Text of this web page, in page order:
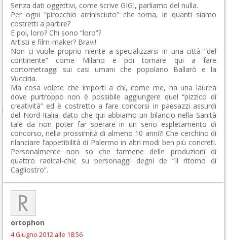
Senza dati oggettivi, come scrive GIGI, parliamo del nulla.
Per ogni “pirocchio arrinisciuto” che torna, in quanti siamo
costretti a partire?
E poi, loro? Chi sono “loro”?
Artisti e film-maker? Bravi!
Non ci vuole proprio niente a specializzarsi in una città “del
continente” come Milano e poi tornare qui a fare
cortometraggi sui casi umani che popolano Ballarò e la
Vucciria.
Ma cosa volete che importi a chi, come me, ha una laurea
dove purtroppo non è possibile aggiungere quel “pizzico di
creatività” ed è costretto a fare concorsi in paesazzi assurdi
del Nord-Italia, dato che qui abbiamo un bilancio nella Sanità
tale da non poter far sperare in un serio espletamento di
concorso, nella prossimità di almeno 10 anni?! Che cerchino di
rilanciare l’appetibilità di Palermo in altri modi ben più concreti.
Personalmente non so che farmene delle produzioni di
quattro radical-chic su personaggi degni de “Il ritorno di
Cagliostro”.
ortophon
4 Giugno 2012 alle 18:56